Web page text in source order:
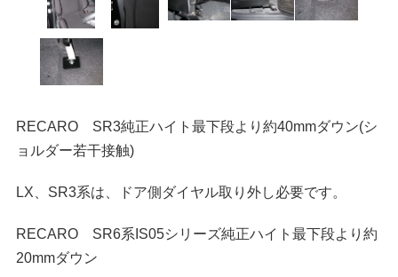
RECARO SR3純正ハイト最下段より約40mmダウン(シ
ョルダー若干接触)
LX、SR3系は、ドア側ダイヤル取り外し必要です。
RECARO SR6系IS05シリーズ純正ハイト最下段より約
20mmダウン